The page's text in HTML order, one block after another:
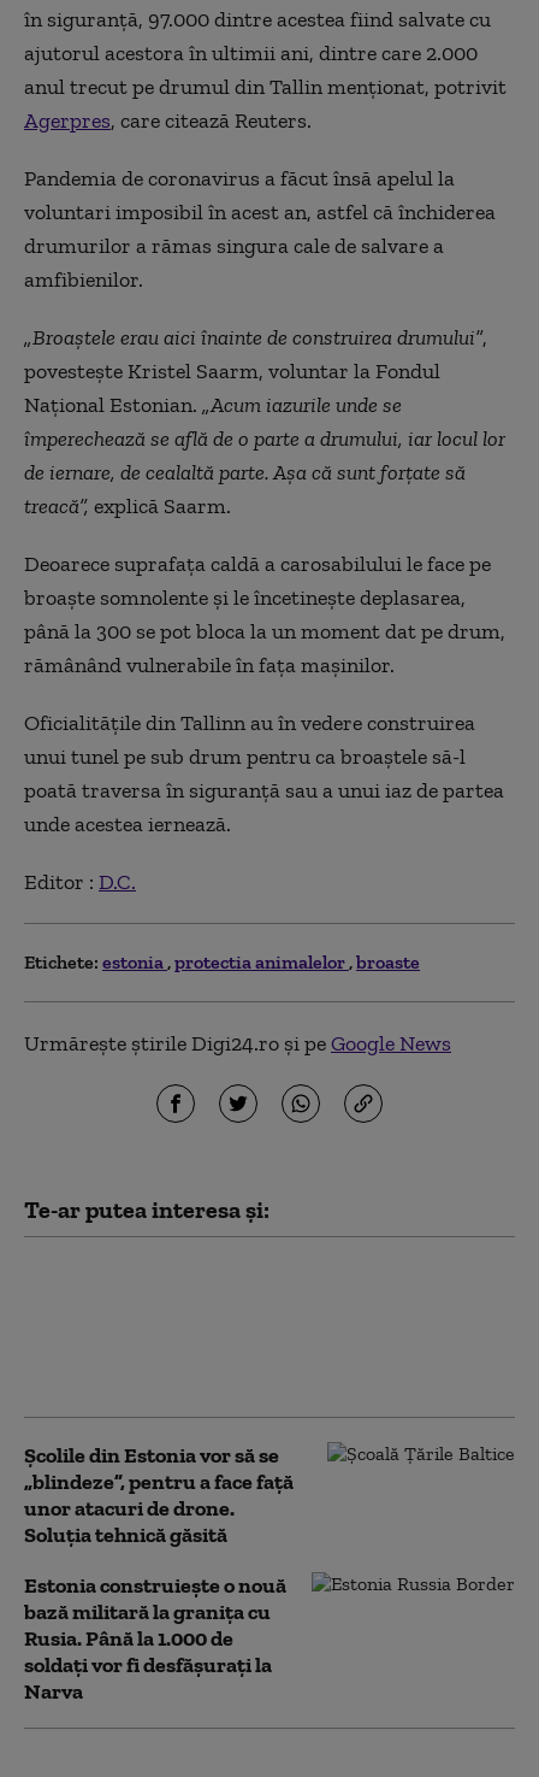
în siguranţă, 97.000 dintre acestea fiind salvate cu
ajutorul acestora în ultimii ani, dintre care 2.000
anul trecut pe drumul din Tallin menţionat, potrivit
Agerpres, care citează Reuters.
Pandemia de coronavirus a făcut însă apelul la
voluntari imposibil în acest an, astfel că închiderea
drumurilor a rămas singura cale de salvare a
amfibienilor.
„Broaştele erau aici înainte de construirea drumului”,
povesteşte Kristel Saarm, voluntar la Fondul
Naţional Estonian. „Acum iazurile unde se
împerechează se află de o parte a drumului, iar locul lor
de iernare, de cealaltă parte. Aşa că sunt forţate să
treacă”, explică Saarm.
Deoarece suprafaţa caldă a carosabilului le face pe
broaşte somnolente şi le încetineşte deplasarea,
până la 300 se pot bloca la un moment dat pe drum,
rămânând vulnerabile în faţa maşinilor.
Oficialităţile din Tallinn au în vedere construirea
unui tunel pe sub drum pentru ca broaştele să-l
poată traversa în siguranţă sau a unui iaz de partea
unde acestea iernează.
Editor : D.C.
Etichete: estonia protectia animalelor broaste
Urmărește știrile Digi24.ro și peGoogle News
Te-ar putea interesa și:
Școlile din Estonia vor să se
„blindeze”, pentru a face față
unor atacuri de drone.
Soluția tehnică găsită
Estonia construiește o nouă
bază militară la granița cu
Rusia. Până la 1.000 de
soldați vor fi desfășurați la
Narva